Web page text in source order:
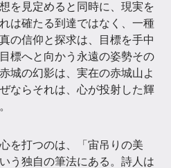
を見定めると同時に、現実を
は確たる到達ではなく、一種
の信仰と探求は、目標を手中
標へと向かう永遠の姿勢その
城の幻影は、実在の赤城山よ
ならそれは、心が投射した輝
を打つのは、「宙吊りの美
う独自の筆法にある。詩人は